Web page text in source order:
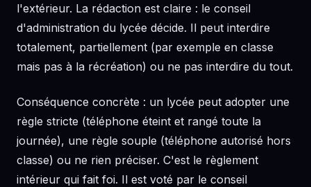
l'extérieur. La rédaction est claire : le conseil
d'administration du lycée décide. Il peut interdire
totalement, partiellement (par exemple en classe
mais pas à la récréation) ou ne pas interdire du tout.
Conséquence concrète : un lycée peut adopter une
règle stricte (téléphone éteint et rangé toute la
journée), une règle souple (téléphone autorisé hors
classe) ou ne rien préciser. C'est le règlement
intérieur qui fait foi. Il est voté par le conseil